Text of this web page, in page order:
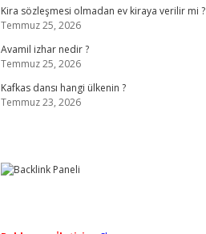
Kira sözleşmesi olmadan ev kiraya verilir mi ?
Temmuz 25, 2026
Avamil izhar nedir ?
Temmuz 25, 2026
Kafkas dansı hangi ülkenin ?
Temmuz 23, 2026